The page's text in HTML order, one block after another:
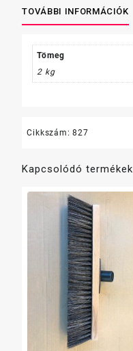
es
/műszál/
TOVÁBBI INFORMÁCIÓK
Tömeg
2 kg
Cikkszám:827
Kapcsolódó termékek